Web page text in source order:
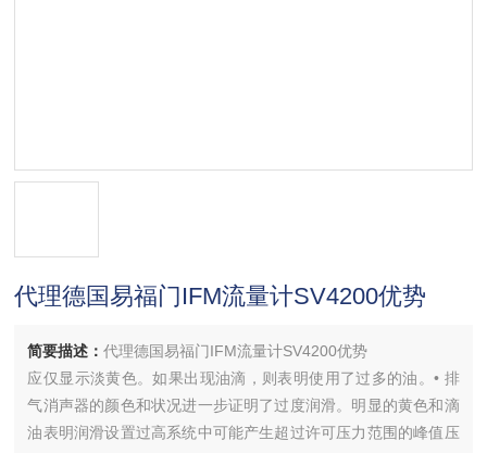
代理德国易福门IFM流量计SV4200优势
简要描述：代理德国易福门IFM流量计SV4200优势
应仅显示淡黄色。如果出现油滴，则表明使用了过多的油。• 排
气消声器的颜色和状况进一步证明了过度润滑。明显的黄色和滴
油表明润滑设置过高系统中可能产生超过许可压力范围的峰值压